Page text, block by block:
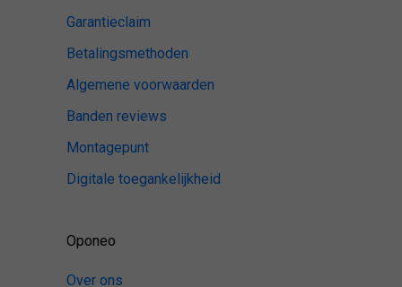
Garantieclaim
Betalingsmethoden
Algemene voorwaarden
Banden reviews
Montagepunt
Digitale toegankelijkheid
Oponeo
Over ons